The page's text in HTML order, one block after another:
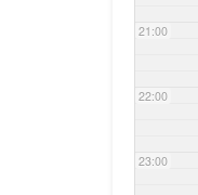
21:00
22:00
23:00